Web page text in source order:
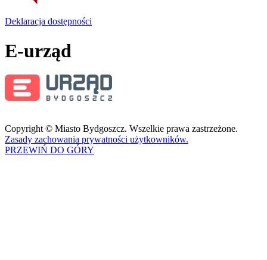
Deklaracja dostępności
E-urząd
Copyright © Miasto Bydgoszcz. Wszelkie prawa zastrzeżone.
Zasady zachowania prywatności użytkowników.
PRZEWIŃ DO GÓRY